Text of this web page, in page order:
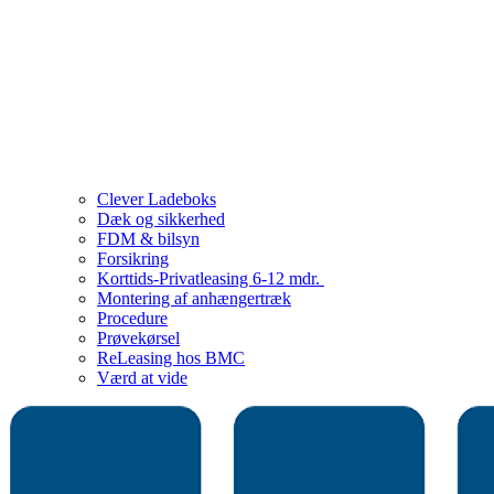
Clever Ladeboks
Dæk og sikkerhed
FDM & bilsyn
Forsikring
Korttids-Privatleasing 6-12 mdr.
Montering af anhængertræk
Procedure
Prøvekørsel
ReLeasing hos BMC
Værd at vide